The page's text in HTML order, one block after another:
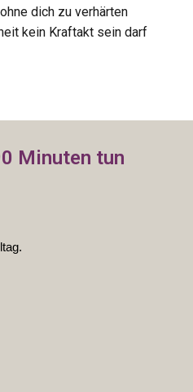
dich zu verhärten
kein Kraftakt sein darf
Minuten tun